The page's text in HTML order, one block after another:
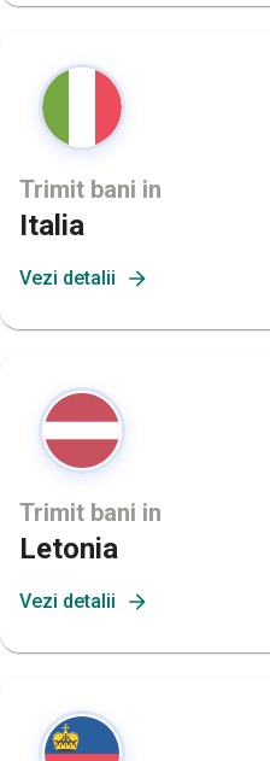
Trimit bani in
Italia
Vezi detalii
Trimit bani in
Letonia
Vezi detalii